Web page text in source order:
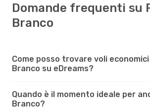
Domande frequenti su
Branco
Come posso trovare voli
Branco su eDreams?
Quando è il momento ideale per
Branco?